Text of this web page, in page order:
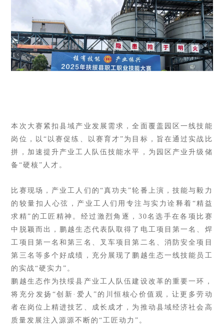
本次大赛紧扣县域产业发展需求，全面覆盖园区一线技能
岗位，以 “以赛促练、以赛育才”为目标，旨在通过实战比
拼，加速提升产业工人队伍技能水平，为园区产业升级储
备“硬核”人才。
比赛现场，产业工人们的 “真功夫”轮番上演，技能与毅力
的较量扣人心弦，产业工人们用专注与实力诠释着“精益
求精”的工匠精神。经过激烈角逐，30名选手在各项比赛
中脱颖而出，鹏越生态代表队取得了电工项目第一名、焊
工项目第一名和第三名、叉车项目第二名、消防安全项目
第三名等多个好成绩，充分展现了鹏越生态一线技能员工
的实战“硬实力”。
鹏越生态作为扶绥县产业工人队伍建设改革的重要一环，
将充分发扬 “创新·爱人”的川恒核心价值观，让更多劳动
者在岗位上精进技艺、成长成才，为推动县域经济社会高
质量发展注入源源不断的“工匠动力”。